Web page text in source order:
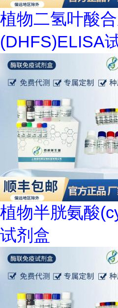
植物二氢叶酸
(DHFS)ELISA
植物半胱氨酸
试剂盒